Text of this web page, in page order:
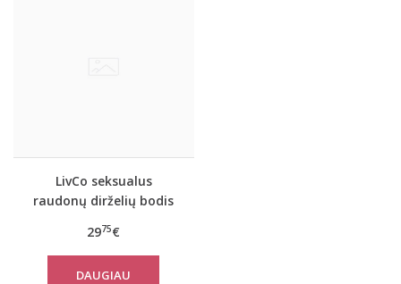
LivCo seksualus
raudonų dirželių bodis
2975€
DAUGIAU